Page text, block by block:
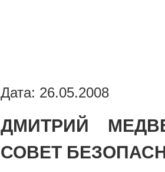
Дата: 26.05.2008
ДМИТРИЙ
СОВЕТ